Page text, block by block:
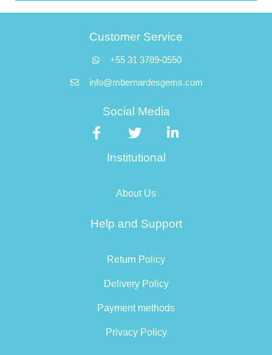
Customer Service
+55 31 3789-0550
info@mbernardesgems.com
Social Media
Institutional
About Us
Help and Support
Return Policy
Delivery Policy
Payment methods
Privacy Policy